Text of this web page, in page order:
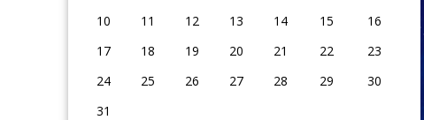
10
11 12 13 14 15
16
17
18 19 20 21 22
23
24
25 26 27 28 29
30
31